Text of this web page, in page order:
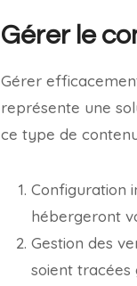
Gérer le
Gérer
représente une
ce type de
Configuration
hébergeront
Gestion des
soient tracées